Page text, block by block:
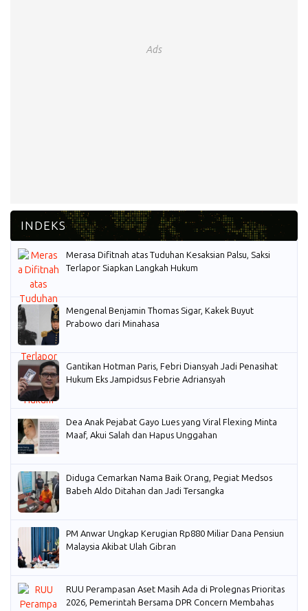
Ads
Merasa Difitnah atas Tuduhan Kesaksian Palsu, Saksi
Terlapor Siapkan Langkah Hukum
Mengenal Benjamin Thomas Sigar, Kakek Buyut
Prabowo dari Minahasa
Gantikan Hotman Paris, Febri Diansyah Jadi Penasihat
Hukum Eks Jampidsus Febrie Adriansyah
Dea Anak Pejabat Gayo Lues yang Viral Flexing Minta
Maaf, Akui Salah dan Hapus Unggahan
Diduga Cemarkan Nama Baik Orang, Pegiat Medsos
Babeh Aldo Ditahan dan Jadi Tersangka
PM Anwar Ungkap Kerugian Rp880 Miliar Dana Pensiun
Malaysia Akibat Ulah Gibran
RUU Perampasan Aset Masih Ada di Prolegnas Prioritas
2026, Pemerintah Bersama DPR Concern Membahas